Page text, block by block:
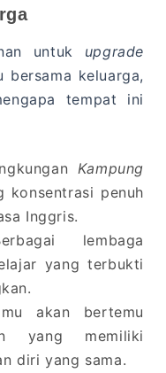
untuk upgrade
bersama keluarga,
tempat ini
Kampung
konsentrasi penuh
Inggris.
lembaga
yang terbukti
akan bertemu
yang memiliki
diri yang sama.